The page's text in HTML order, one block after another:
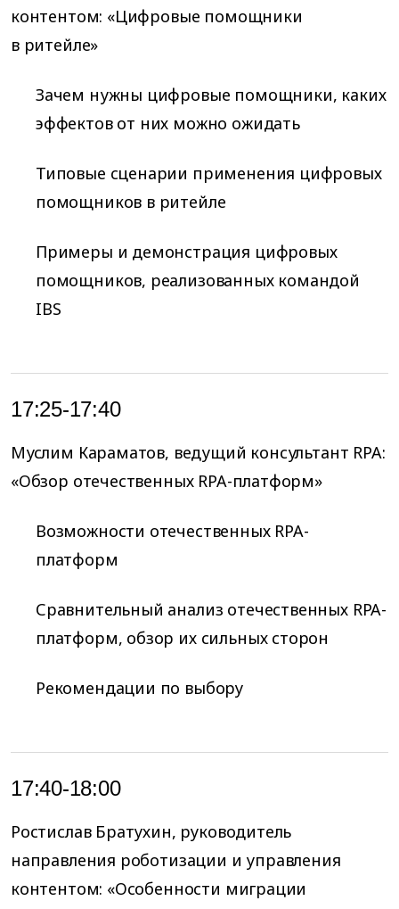
контентом: «Цифровые помощники
в ритейле»
Зачем нужны цифровые помощники, каких
эффектов от них можно ожидать
Типовые сценарии применения цифровых
помощников в ритейле
Примеры и демонстрация цифровых
помощников, реализованных командой
IBS
17:25-17:40
Муслим Караматов, ведущий консультант RPA:
«Обзор отечественных RPA-платформ»
Возможности отечественных RPA-
платформ
Сравнительный анализ отечественных RPA-
платформ, обзор их сильных сторон
Рекомендации по выбору
17:40-18:00
Ростислав Братухин, руководитель
направления роботизации и управления
контентом: «Особенности миграции